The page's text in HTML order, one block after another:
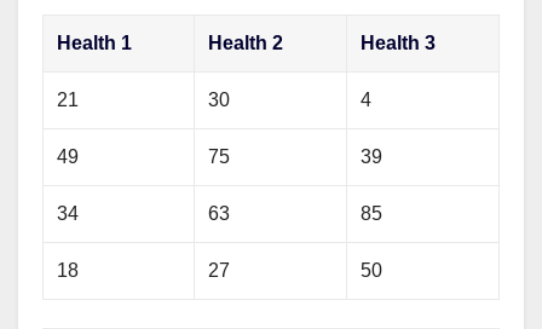
Health 1 Health 2 Health 3
21 30 4
49 75 39
34 63 85
18 27 50